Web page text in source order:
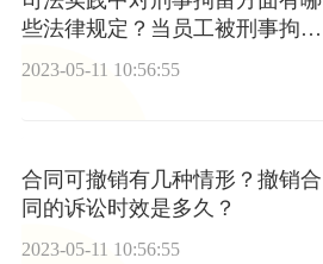
些法律规定？当员工被刑事拘留
2023-05-11 10:56:55
合同可撤销有几种情形？撤销合
同的诉讼时效是多久？
2023-05-11 10:56:55